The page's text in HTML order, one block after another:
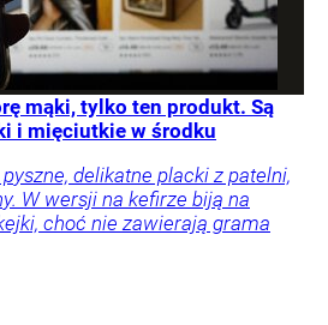
mąki, tylko ten produkt. Są
i mięciutkie w środku
delikatne placki z patelni,
W wersji na kefirze biją na
choć nie zawierają grama